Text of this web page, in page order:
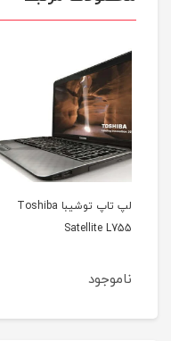
لپ تاپ لنوو Lenovo T420
ناموجود